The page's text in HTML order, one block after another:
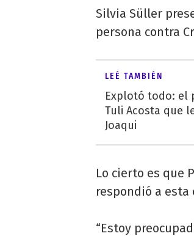
Silvia Süller
persona contra
LEÉ TAMBIÉN
Explotó todo: el
Tuli Acosta que
Joaqui
Lo cierto es que
respondió a esta
“Estoy